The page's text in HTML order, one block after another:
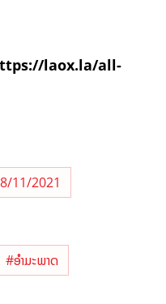
laox.la/all-
11/2021
#ອຳມະພາດ